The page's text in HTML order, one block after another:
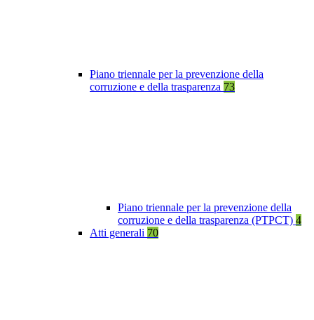
Piano triennale per la prevenzione della
corruzione e della trasparenza 73
Piano triennale per la prevenzione della
corruzione e della trasparenza (PTPCT) 4
Atti generali 70